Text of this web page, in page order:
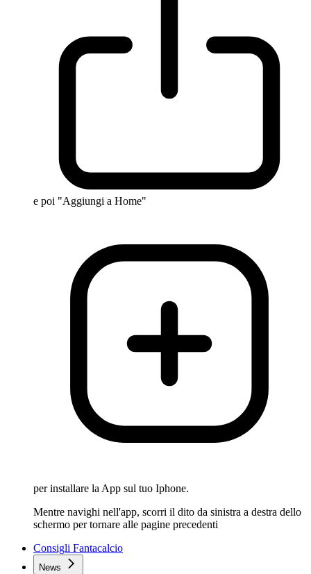
e poi "Aggiungi a Home"
per installare la App sul tuo Iphone.
Mentre navighi nell'app, scorri il dito da sinistra a destra dello
schermo per tornare alle pagine precedenti
Consigli Fantacalcio
News